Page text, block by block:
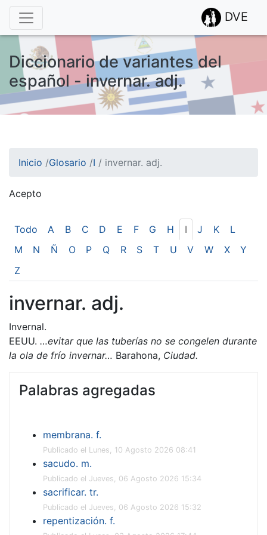
DVE
Diccionario de variantes del
español - invernar. adj.
Inicio /Glosario /I / invernar. adj.
Acepto
Esto nos ayuda a recolectar estadísticas de las visitas.
Todo A B C D E F G H I J K
L
M
N Ñ O P Q R S T U V W X
Y
Z
invernar. adj.
Invernal.
EEUU. …evitar que las tuberías no se congelen durante
la ola de frío invernar… Barahona, Ciudad.
Palabras agregadas
membrana. f.
Publicado el Lunes, 10 Agosto 2026 08:41
sacudo. m.
Publicado el Jueves, 06 Agosto 2026 15:34
sacrificar. tr.
Publicado el Jueves, 06 Agosto 2026 15:32
repentización. f.